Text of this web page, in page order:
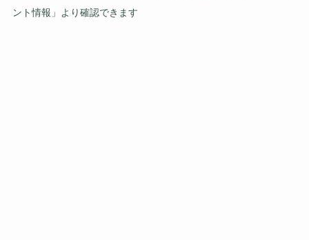
ント情報」より確認できます